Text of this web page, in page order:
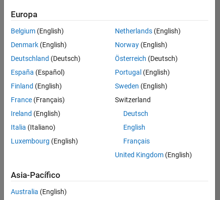
Guardar
empleos
seleccionados
No se
han
traducido
todos
los
empleos.
Busque
por
ubicación
todos
empleos
Europa
Belgium (English)
Denmark (English)
Deutschland (Deutsch)
España (Español)
Finland (English)
France (Français)
Ireland (English)
Italia (Italiano)
Luxembourg (English)
Netherlands(English)
Norway(English)
Österreich (Deutsch)
Portugal (English)
Sweden (English)
Switzerland
Deutsch
English
Français
United Kingdom(English)
Asia-Pacífico
Australia (English)